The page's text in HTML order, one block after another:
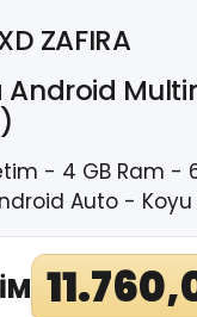
ZAFIRA
Android
- 4 GB Ram -
Auto - Koyu